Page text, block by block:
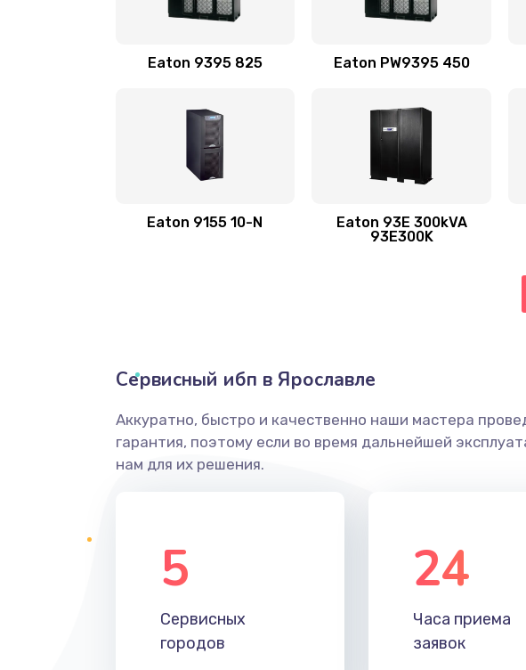
Eaton 9395 825 Eaton PW9395 450
Eaton 9155 10-N
Eaton 93E 300kVA
93E300K
Сервисный ибп в Ярославле
Аккуратно, быстро и качественно наши мастера
гарантия, поэтому если во время дальнейшей
нам для их решения.
5
Сервисных
городов
24
Часа приема
заявок